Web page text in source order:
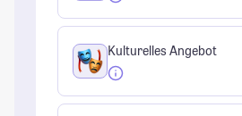
Kulturelles Angebot